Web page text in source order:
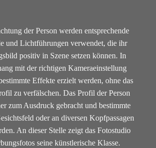
der Person werden entsprechende
und Lichtführungen verwendet, die ihr
positiv in Szene setzen können. In
mit der richtigen Kameraeinstellung
Effekte erzielt werden, ohne das
zu verfälschen. Das Profil der Person
zum Ausdruck gebracht und bestimmte
oder an diversen Kopfpassagen
An dieser Stelle zeigt das Fotostudio
seine künstlerische Klasse.